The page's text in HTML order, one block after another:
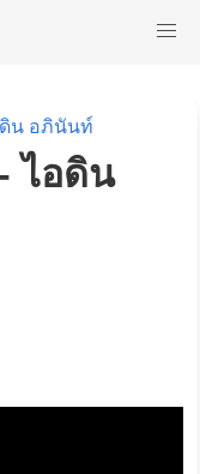
น อภินันท์
ไอดิน